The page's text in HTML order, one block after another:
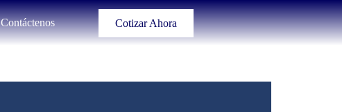
Contáctenos Cotizar Ahora